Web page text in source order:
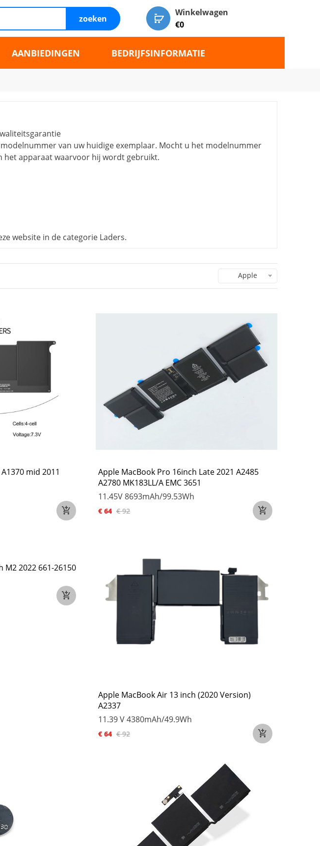
zoeken
Winkelwagen
€0
AANBIEDINGEN BEDRIJFSINFORMATIE
van uw huidige exemplaar. Mocht u het modelnummer
het apparaat waarvoor hij wordt gebruikt.
website in de categorie Laders.
Apple
mid 2011
Apple MacBook Pro 16inch Late 2021 A2485
A2780 MK183LL/A EMC 3651
11.45V8693mAh/99.53Wh
€ 64 € 92
M2 2022 661-26150
Apple MacBook Air 13 inch (2020 Version)
A2337
11.39 V4380mAh/49.9Wh
€ 64 € 92